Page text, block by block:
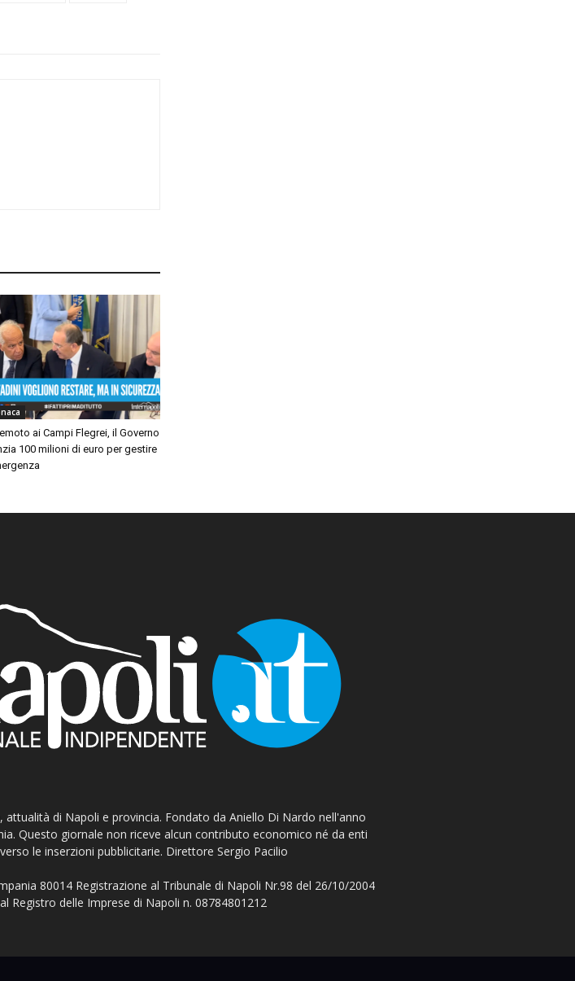
ai Campi Flegrei, il Governo
100 milioni di euro per gestire
di Napoli e provincia. Fondato da Aniello Di Nardo nell'anno
Questo giornale non riceve alcun contributo economico né da enti
le inserzioni pubblicitarie. Direttore Sergio Pacilio
80014 Registrazione al Tribunale di Napoli Nr.98 del 26/10/2004
Registro delle Imprese di Napoli n. 08784801212